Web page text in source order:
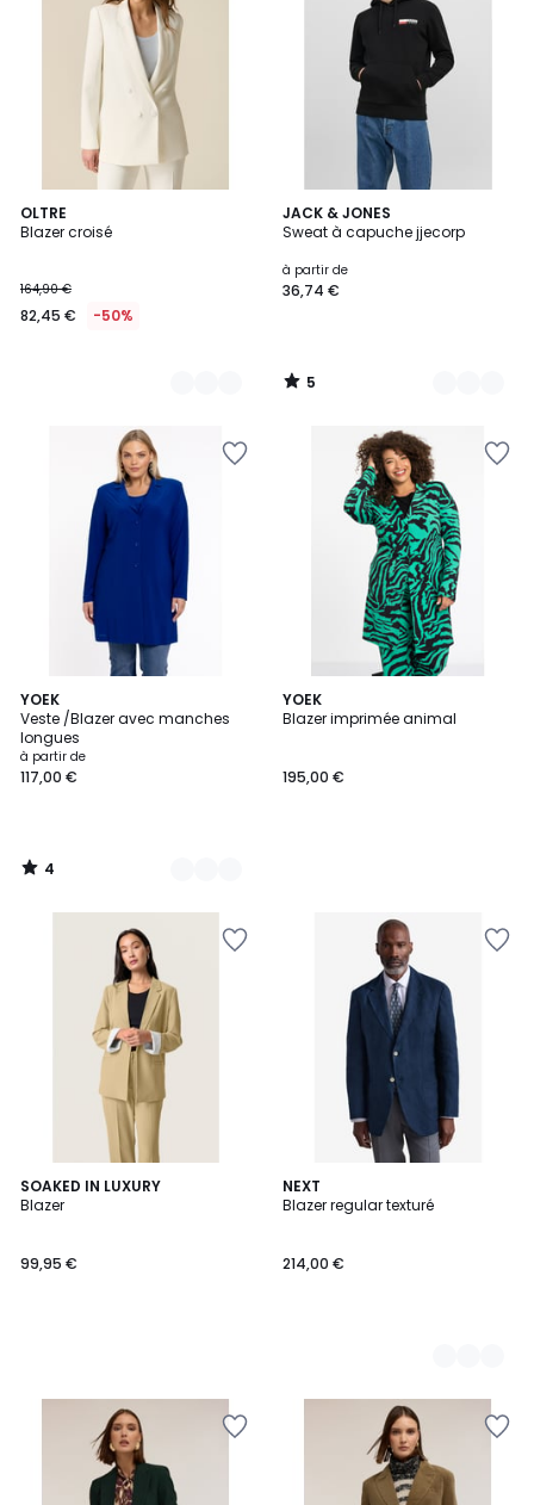
OLTRE
Blazer croisé
164,90 €
82,45 € -50%
3
Couleurs
JACK & JONES
Sweat à capuche jjecorp
à partir de
36,74 €
5
/
4
Couleurs
5
/
YOEK
Veste /Blazer avec manches
longues
à partir de
117,00 €
4
/
5
10
Couleurs
4
/
YOEK
Blazer imprimée animal
195,00 €
SOAKED IN LUXURY
Blazer
99,95 €
NEXT
Blazer regular texturé
214,00 €
2
Couleurs